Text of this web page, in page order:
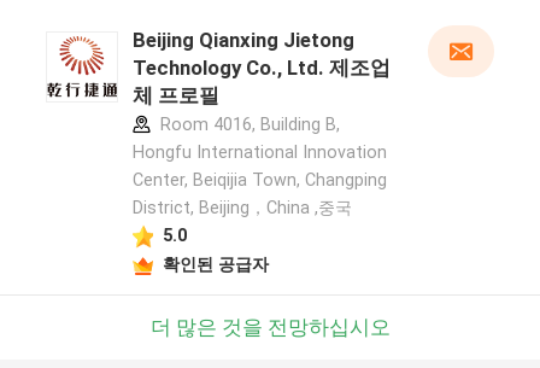
Beijing Qianxing Jietong
Technology Co., Ltd. 제조업
체 프로필
Room 4016, Building B,
Hongfu International Innovation
Center, Beiqijia Town, Changping
District, Beijing，China ,중국
5.0
확인된 공급자
더 많은 것을 전망하십시오